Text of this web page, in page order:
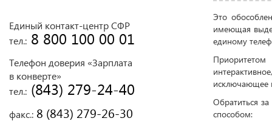
Это
имеющая
единому
исключающее
Обратиться
способом:
Единый контакт-центр СФР
тел.: 8 800 100 00 01
Телефон доверия «Зарплата
в конверте»
тел.: (843) 279-24-40
факс.: 8 (843) 279-26-30